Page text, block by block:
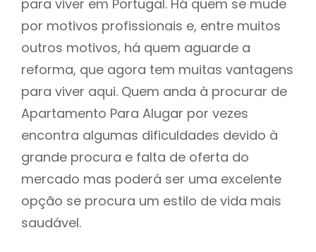
para viver em Portugal. Há quem se mude
por motivos profissionais e, entre muitos
outros motivos, há quem aguarde a
reforma, que agora tem muitas vantagens
para viver aqui. Quem anda à procurar de
Apartamento Para Alugar por vezes
encontra algumas dificuldades devido à
grande procura e falta de oferta do
mercado mas poderá ser uma excelente
opção se procura um estilo de vida mais
saudável.